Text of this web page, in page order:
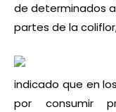
de determinados
partes de la
indicado que en
por consumir